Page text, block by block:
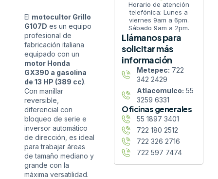
El motocultor Grillo
G107D es un equipo
profesional de
fabricación italiana
equipado con un
motor Honda
GX390 a gasolina
de 13 HP (389 cc).
Con manillar
reversible,
diferencial con
bloqueo de serie e
inversor automático
de dirección, es ideal
para trabajar áreas
de tamaño mediano y
grande con la
máxima versatilidad.
Horario de atención
telefónica: Lunes a
viernes 9am a 6pm.
Sábado 9am a 2pm.
Llámanos para
solicitar más
información
Metepec: 722
342 2429
Atlacomulco: 55
3259 6331
Oficinas generales
55 1897 3401
722 180 2512
722 326 2716
722 597 7474